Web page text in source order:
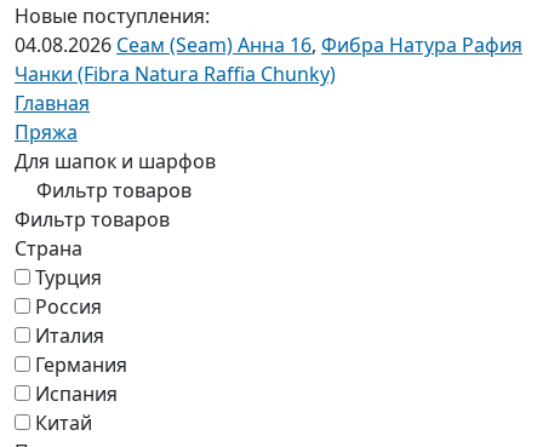
Новые поступления:
04.08.2026 Сеам (Seam) Анна 16, Фибра Натура Рафия
Чанки (Fibra Natura Raffia Chunky)
Главная
Пряжа
Для шапок и шарфов
Фильтр товаров
Фильтр товаров
Страна
Турция
Россия
Италия
Германия
Испания
Китай